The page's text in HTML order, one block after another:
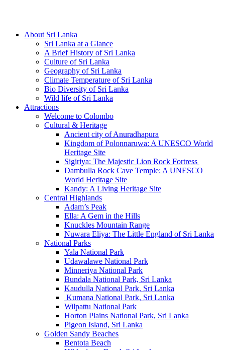
About Sri Lanka
Sri Lanka at a Glance
A Brief History of Sri Lanka
Culture of Sri Lanka
Geography of Sri Lanka
Climate Temperature of Sri Lanka
Bio Diversity of Sri Lanka
Wild life of Sri Lanka
Attractions
Welcome to Colombo
Cultural & Heritage
Ancient city of Anuradhapura
Kingdom of Polonnaruwa: A UNESCO World
Heritage Site
Sigiriya: The Majestic Lion Rock Fortress
Dambulla Rock Cave Temple: A UNESCO
World Heritage Site
Kandy: A Living Heritage Site
Central Highlands
Adam’s Peak
Ella: A Gem in the Hills
Knuckles Mountain Range
Nuwara Eliya: The Little England of Sri Lanka
National Parks
Yala National Park
Udawalawe National Park
Minneriya National Park
Bundala National Park, Sri Lanka
Kaudulla National Park, Sri Lanka
Kumana National Park, Sri Lanka
Wilpattu National Park
Horton Plains National Park, Sri Lanka
Pigeon Island, Sri Lanka
Golden Sandy Beaches
Bentota Beach